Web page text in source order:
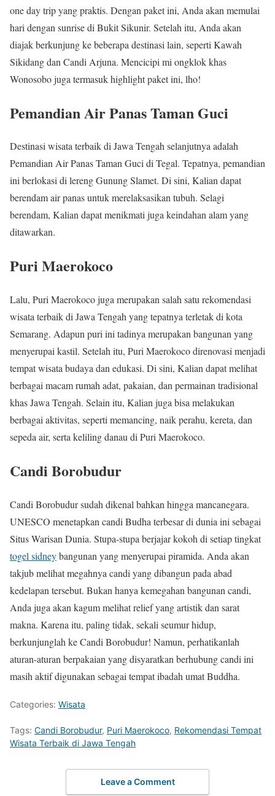
one day trip yang praktis. Dengan paket ini, Anda akan memulai
hari dengan sunrise di Bukit Sikunir. Setelah itu, Anda akan
diajak berkunjung ke beberapa destinasi lain, seperti Kawah
Sikidang dan Candi Arjuna. Mencicipi mi ongklok khas
Wonosobo juga termasuk highlight paket ini, lho!
Pemandian Air Panas Taman Guci
Destinasi wisata terbaik di Jawa Tengah selanjutnya adalah
Pemandian Air Panas Taman Guci di Tegal. Tepatnya, pemandian
ini berlokasi di lereng Gunung Slamet. Di sini, Kalian dapat
berendam air panas untuk merelaksasikan tubuh. Selagi
berendam, Kalian dapat menikmati juga keindahan alam yang
ditawarkan.
Puri Maerokoco
Lalu, Puri Maerokoco juga merupakan salah satu rekomendasi
wisata terbaik di Jawa Tengah yang tepatnya terletak di kota
Semarang. Adapun puri ini tadinya merupakan bangunan yang
menyerupai kastil. Setelah itu, Puri Maerokoco direnovasi menjadi
tempat wisata budaya dan edukasi. Di sini, Kalian dapat melihat
berbagai macam rumah adat, pakaian, dan permainan tradisional
khas Jawa Tengah. Selain itu, Kalian juga bisa melakukan
berbagai aktivitas, seperti memancing, naik perahu, kereta, dan
sepeda air, serta keliling danau di Puri Maerokoco.
Candi Borobudur
Candi Borobudur sudah dikenal bahkan hingga mancanegara.
UNESCO menetapkan candi Budha terbesar di dunia ini sebagai
Situs Warisan Dunia. Stupa-stupa berjajar kokoh di setiap tingkat
togel sidneybangunan yang menyerupai piramida. Anda akan
takjub melihat megahnya candi yang dibangun pada abad
kedelapan tersebut. Bukan hanya kemegahan bangunan candi,
Anda juga akan kagum melihat relief yang artistik dan sarat
makna. Karena itu, paling tidak, sekali seumur hidup,
berkunjunglah ke Candi Borobudur! Namun, perhatikanlah
aturan-aturan berpakaian yang disyaratkan berhubung candi ini
masih aktif digunakan sebagai tempat ibadah umat Buddha.
Categories: Wisata
Tags: Candi Borobudur, Puri Maerokoco, Rekomendasi Tempat
Wisata Terbaik di Jawa Tengah
Leave a Comment